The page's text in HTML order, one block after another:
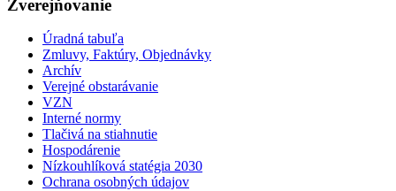
Zverejňovanie
Úradná tabuľa
Zmluvy, Faktúry, Objednávky
Archív
Verejné obstarávanie
VZN
Interné normy
Tlačivá na stiahnutie
Hospodárenie
Nízkouhlíková statégia 2030
Ochrana osobných údajov